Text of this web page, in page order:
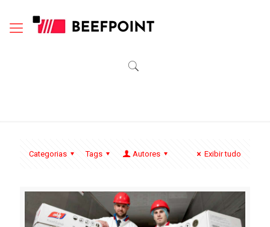
Categorias Tags Autores Exibir tudo